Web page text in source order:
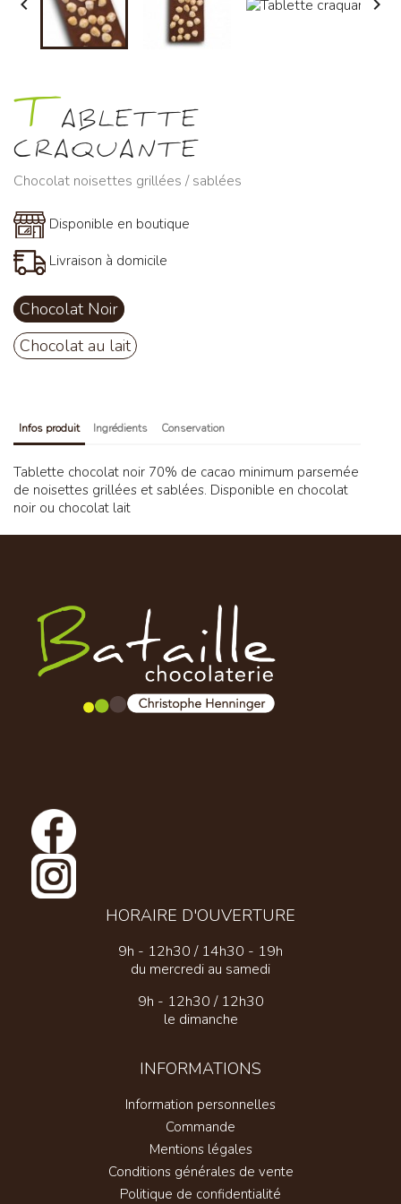
 
T
ABLETTE
CRAQUANTE
Chocolat noisettes grillées / sablées
Disponible en boutique
Livraison à domicile
Chocolat Noir
Chocolat au lait
Infos produit Ingrédients Conservation
Tablette chocolat noir 70% de cacao minimum parsemée
de noisettes grillées et sablées. Disponible en chocolat
noir ou chocolat lait
HORAIRE D'OUVERTURE
9h - 12h30 / 14h30 - 19h
du mercredi au samedi
9h - 12h30 / 12h30
le dimanche
INFORMATIONS
Information personnelles
Commande
Mentions légales
Conditions générales de vente
Politique de confidentialité